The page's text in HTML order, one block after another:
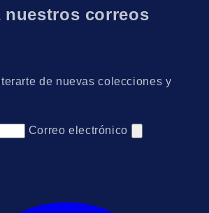
nuestros correos
de nuevas colecciones y
Correo electrónico